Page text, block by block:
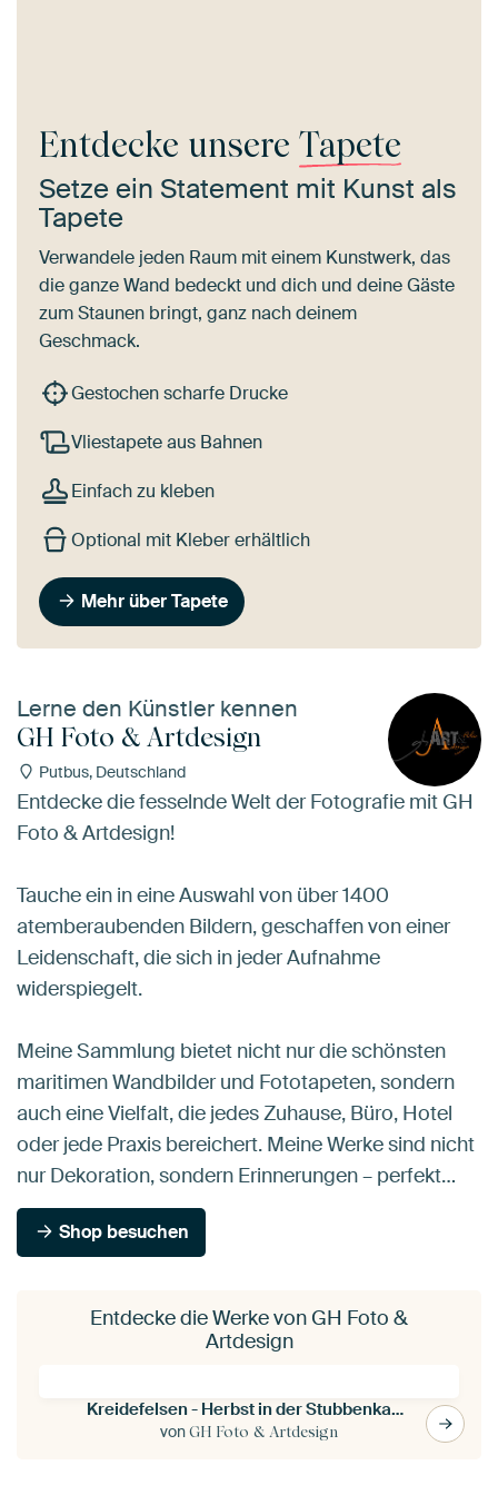
Entdecke unsere Tapete
Setze ein Statement mit Kunst als
Tapete
Verwandele jeden Raum mit einem Kunstwerk, das
die ganze Wand bedeckt und dich und deine Gäste
zum Staunen bringt, ganz nach deinem
Geschmack.
Gestochen scharfe Drucke
Vliestapete aus Bahnen
Einfach zu kleben
Optional mit Kleber erhältlich
Mehr über Tapete
Lerne den Künstler kennen
GH Foto & Artdesign
Putbus, Deutschland
Entdecke die fesselnde Welt der Fotografie mit GH
Foto & Artdesign!
Tauche ein in eine Auswahl von über 1400
atemberaubenden Bildern, geschaffen von einer
Leidenschaft, die sich in jeder Aufnahme
widerspiegelt.
Meine Sammlung bietet nicht nur die schönsten
maritimen Wandbilder und Fototapeten, sondern
auch eine Vielfalt, die jedes Zuhause, Büro, Hotel
oder jede Praxis bereichert. Meine Werke sind nicht
nur Dekoration, sondern Erinnerungen – perfekt…
Shop besuchen
Entdecke die Werke von GH Foto &
Artdesign
Kreidefelsen - Herbst in der Stubbenkammer
vonGH Foto & Artdesign